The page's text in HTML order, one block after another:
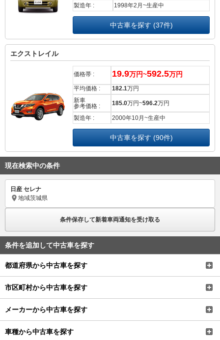
製造年 : 1998年2月~生産中
中古車を探す (37件)
エクストレイル
価格帯 : 19.9万円~592.5万円
平均価格 : 182.1万円
新車
参考価格 :
185.0万円~596.2万円
製造年 : 2000年10月~生産中
中古車を探す (90件)
現在検索中の条件
日産 セレナ
地域茨城県
条件保存して新着車両通知を受け取る
条件を追加して中古車を探す
都道府県から中古車を探す
市区町村から中古車を探す
メーカーから中古車を探す
車種から中古車を探す